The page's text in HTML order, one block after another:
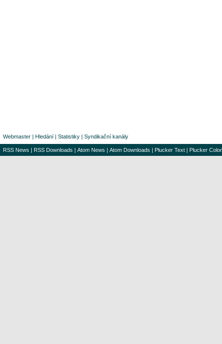
Webmaster | Hledání | Statistiky | Syndikační kanály
RSS News | RSS Downloads | Atom News | Atom Downloads | Plucker Text | Plucker Color